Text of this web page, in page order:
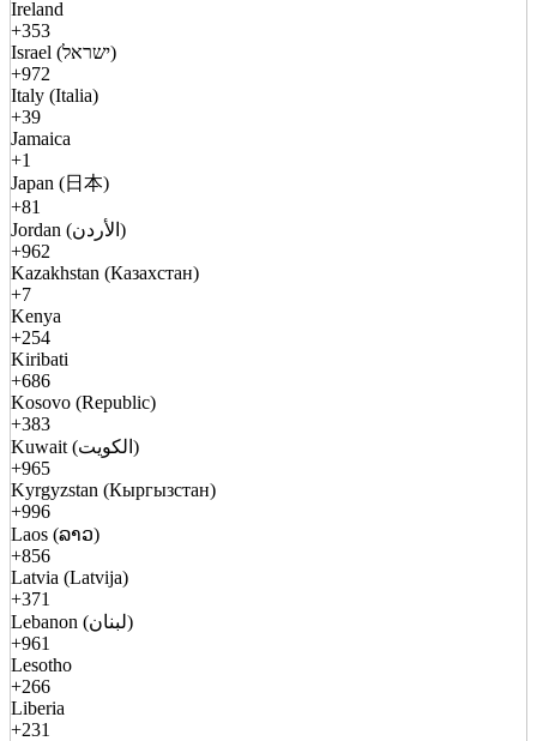
Ireland
+353
Israel (ישראל)
+972
Italy (Italia)
+39
Jamaica
+1
Japan (日本)
+81
Jordan (الأردن)
+962
Kazakhstan (Казахстан)
+7
Kenya
+254
Kiribati
+686
Kosovo (Republic)
+383
Kuwait (الكويت)
+965
Kyrgyzstan (Кыргызстан)
+996
Laos (ລາວ)
+856
Latvia (Latvija)
+371
Lebanon (لبنان)
+961
Lesotho
+266
Liberia
+231